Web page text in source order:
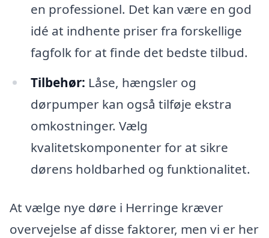
en professionel. Det kan være en god
idé at indhente priser fra forskellige
fagfolk for at finde det bedste tilbud.
Tilbehør: Låse, hængsler og
dørpumper kan også tilføje ekstra
omkostninger. Vælg
kvalitetskomponenter for at sikre
dørens holdbarhed og funktionalitet.
At vælge nye døre i Herringe kræver
overvejelse af disse faktorer, men vi er her